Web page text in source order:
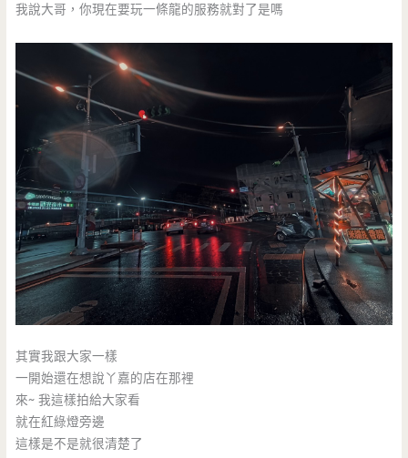
我說大哥，你現在要玩一條龍的服務就對了是嗎
其實我跟大家一樣
一開始還在想說丫嘉的店在那裡
來~ 我這樣拍給大家看
就在紅綠燈旁邊
這樣是不是就很清楚了